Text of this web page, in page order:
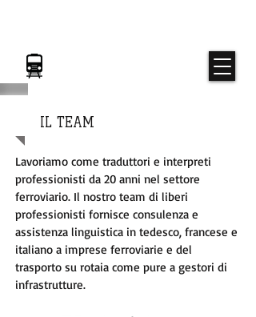
IL TEAM
Lavoriamo come traduttori e interpreti
professionisti da 20 anni nel settore
ferroviario. Il nostro team di liberi
professionisti fornisce consulenza e
assistenza linguistica in tedesco, francese e
italiano a imprese ferroviarie e del
trasporto su rotaia come pure a gestori di
infrastrutture.